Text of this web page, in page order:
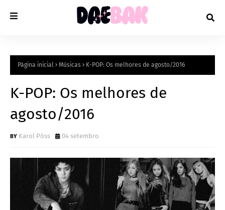
Página inicial Músicas K-POP: Os melhores de agosto/2016
K-POP: Os melhores de
agosto/2016
Karol Póss 04 setembro